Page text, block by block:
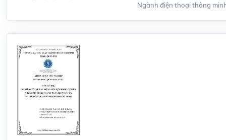
Ngành điện thoại thông